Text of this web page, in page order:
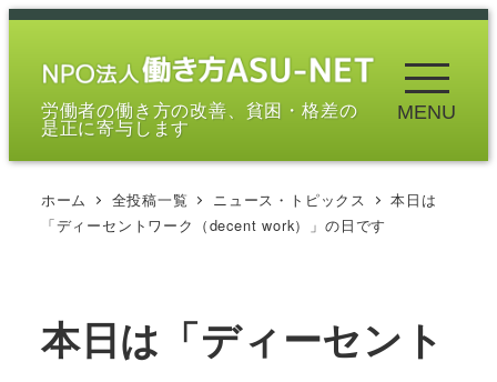
メ
労働者の働き方の改善、貧困・格差の
是正に寄与します
MENU
ホーム 全投稿一覧 ニュース・トピックス
本日は
「ディーセントワーク（decent work）」の日です
本日は「ディーセント